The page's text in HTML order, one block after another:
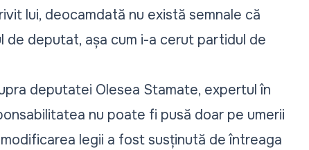
lui, deocamdată nu există semnale că
de deputat, așa cum i-a cerut partidul de
deputatei Olesea Stamate, expertul în
nu poate fi pusă doar pe umerii
legii a fost susținută de întreaga